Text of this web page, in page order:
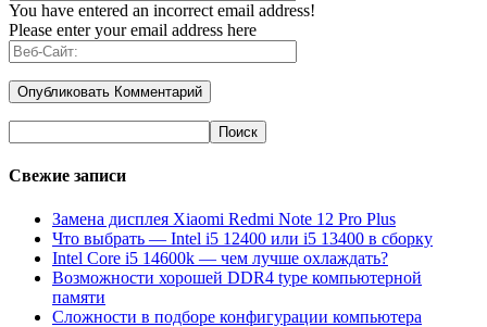
You have entered an incorrect email address!
Please enter your email address here
Свежие записи
Замена дисплея Xiaomi Redmi Note 12 Pro Plus
Что выбрать — Intel i5 12400 или i5 13400 в сборку
Intel Core i5 14600k — чем лучше охлаждать?
Возможности хорошей DDR4 type компьютерной
памяти
Сложности в подборе конфигурации компьютера